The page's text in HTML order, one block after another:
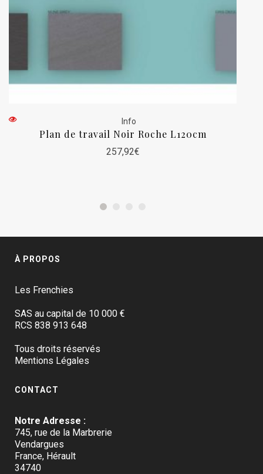
Info
Plan de travail Noir Roche L120cm
257,92€
À PROPOS
Les Frenchies
SAS au capital de 10 000 €
RCS 838 913 648
Tous droits réservés
Mentions Légales
CONTACT
Notre Adresse :
745, rue de la Marbrerie
Vendargues
France, Hérault
34740